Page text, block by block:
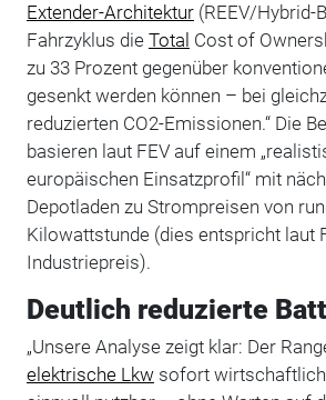
Extender-Architektur(REEV/Hybrid-
Fahrzyklus die Total Cost of
zu 33 Prozent gegenüber
gesenkt werden können – bei
reduzierten CO2-Emissionen.“ Die
basieren laut FEV auf einem
europäischen Einsatzprofil“ mit
Depotladen zu Strompreisen von
Kilowattstunde (dies entspricht laut
Industriepreis).
Deutlich reduzierte
„Unsere Analyse zeigt klar: Der
elektrische Lkw sofort